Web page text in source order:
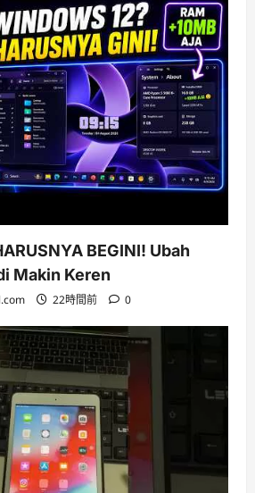
BEGINI! Ubah
Makin Keren
22時間前 0